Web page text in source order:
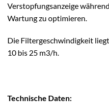
Verstopfungsanzeige
Wartung zu optimieren.
Die Filtergeschwindigkeit
10 bis 25 m3/h.
Technische Daten: